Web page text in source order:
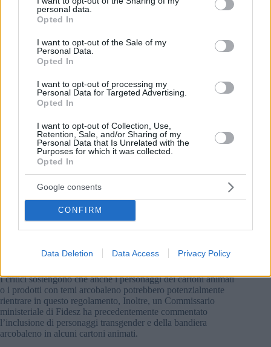
grant or deny consent to Google and its third-party tags to
use your data for below specified purposes in below Google
consent section.
personal data.
Opted In
I want to opt-out of the Sale of my
Personal Data.
Opted In
I want to opt-out of processing my
Personal Data for Targeted Advertising.
Opted In
I want to opt-out of Collection, Use,
Retention, Sale, and/or Sharing of my
Personal Data that Is Unrelated with the
Purposes for which it was collected.
Opted In
Google consents
CONFIRM
Data Deletion Data Access Privacy Policy
Secondo ilSzeretlekmagyarország.hu
dell’industria del libro sono ora obbligati a informare i
rivenditori se un libro presenta o promuove in modo
prominente la non conformità di genere, la riassegnazione di
genere, l’omosessualità o le rappresentazioni esplicite della
sessualità. Tuttavia, la formulazione ampia del regolamento ha
spinto i organi di stampa del governo pro Orbán a identificare
Lego color arcobaleno e le bambole neutre rispetto al genere.
I critici sostengono che anche i personaggi dei cartoni animati
o i prodotti con temi arcobaleno potrebbero potenzialmente
rientrare in questo regolamento, Inoltre, un Commissario
ministeriale di Fidesz ha precedentemente commentato
l’inclusione di personaggi transgender e della bandiera
arcobaleno in alcuni cartoni animati.